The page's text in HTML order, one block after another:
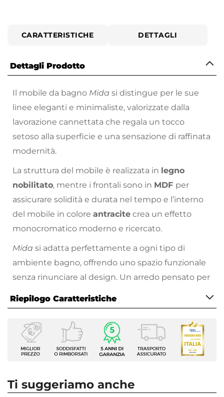
CARATTERISTICHE DETTAGLI
Dettagli Prodotto
Il mobile da bagno Mida si distingue per le sue
linee eleganti e minimaliste, valorizzate dalla
lavorazione cannettata che regala un tocco
setoso alla superficie e una sensazione di raffinata
modernità.
La struttura del mobile è realizzata in legno
nobilitato, mentre i frontali sono in MDF per
assicurare solidità e durata nel tempo e l’interno
del mobile in colore antracite crea un effetto
monocromatico moderno e ricercato.
Mida si adatta perfettamente a ogni tipo di
ambiente bagno, offrendo uno spazio funzionale
senza rinunciare al design. Un arredo pensato per
soluzione.
Riepilogo Caratteristiche
Caratteristiche Mobile
Larghezza
80 cm
Altezza
Ti suggeriamo anche